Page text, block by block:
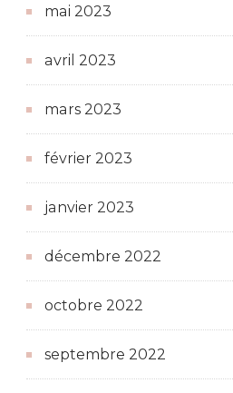
mai 2023
avril 2023
mars 2023
février 2023
janvier 2023
décembre 2022
octobre 2022
septembre 2022